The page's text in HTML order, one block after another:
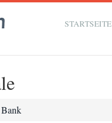
STARTSEITE